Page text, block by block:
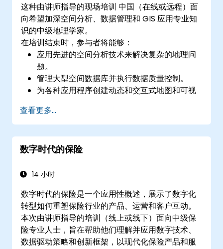
这种由讲师指导的现场培训 中国（在线或远程）面
向希望加深空间分析、数据管理和 GIS 应用专业知
识的中级地理学家。
在培训结束时，参与者将能够：
应用先进的空间分析技术来解决复杂的地理问
题。
管理大型空间数据库并执行数据质量控制。
为各种应用程序创建动态和交互式地图和可视
利用编程和自动化来简化 GIS 工作流程。
查看更多...
数字时代的保险
14 小时
数字时代的保险是一个应用性概述，展示了数字化
转型如何重塑保险行业的产品、运营和客户互动。
本次由讲师指导的培训（线上或线下）面向中级保
险专业人士，旨在帮助他们理解并应用数字技术、
数据驱动策略和创新框架，以现代化保险产品和服